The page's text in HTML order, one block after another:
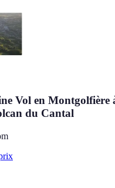
Vol en Montgolfière
du Cantal